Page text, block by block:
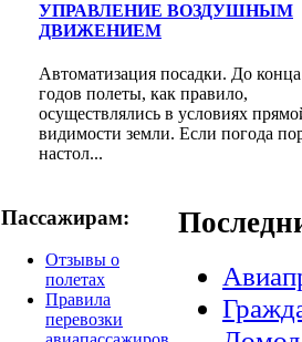
УПРАВЛЕНИЕ ВОЗДУШНЫМ
ДВИЖЕНИЕМ
Автоматизация посадки. До
годов полеты, как правило,
осуществлялись в условиях
видимости земли. Если погода
настол...
Пассажирам:
Отзывы о
полетах
Правила
перевозки